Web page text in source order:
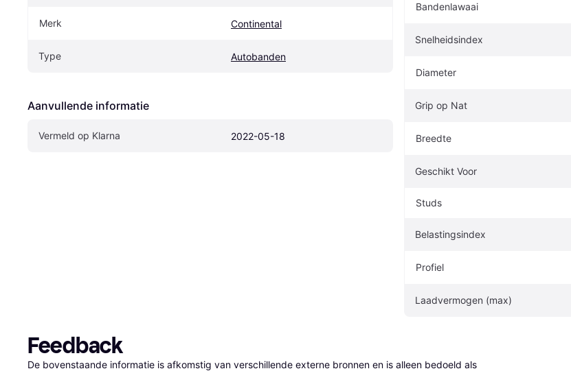
Merk Continental
Type Autobanden
Aanvullende informatie
Vermeld op Klarna 2022-05-18
Bandenlawaai
Snelheidsindex
Diameter
Grip op Nat
Breedte
Geschikt Voor
Studs
Belastingsindex
Profiel
Laadvermogen (max)
Feedback
De bovenstaande informatie is afkomstig van verschillende externe bronnen en is alleen bedoeld als